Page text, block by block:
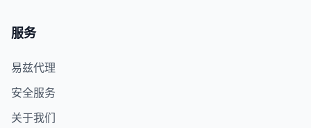
服务
易兹代理
安全服务
关于我们